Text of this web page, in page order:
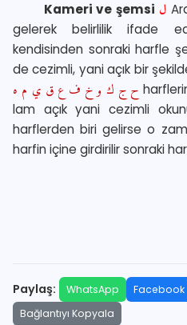
Kameri ve şemsi ل
gelerek belirlilik ifade
kendisinden sonraki harfle
de cezimli, yani açık bir
lam açık yani cezimli
harflerden biri gelirse o
harfin içine girdirilir sonraki
Paylaş: WhatsApp Facebook
Bağlantıyı Kopyala